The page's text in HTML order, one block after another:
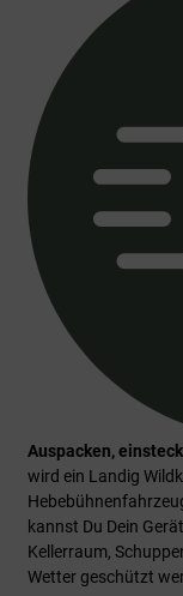
Auspacken,
wird ein Landig
kannst Du Dein
Kellerraum,
Wetter geschützt